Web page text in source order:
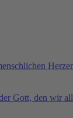
Gott, den wir